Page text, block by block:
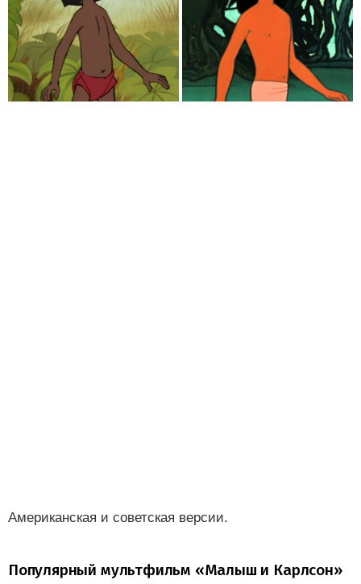
Американская и советская версии.
Популярный мультфильм «Малыш и Карлсон»